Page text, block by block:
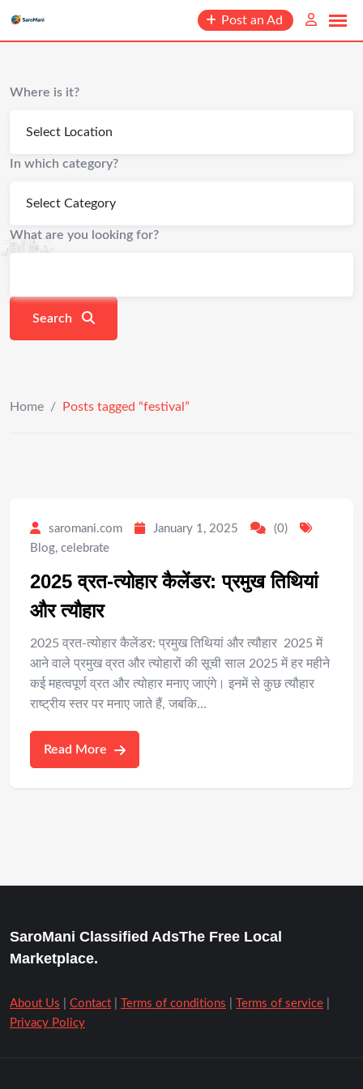
content
Post an Ad
Where is it?
In which category?
What are you looking for?
Search
Home / Posts tagged “festival”
saromani.com January 1, 2025
(0)
Blog, celebrate
2025 व्रत-त्योहार कैलेंडर: प्रमुख तिथियां
और त्यौहार
2025 व्रत-त्योहार कैलेंडर: प्रमुख तिथियां और त्यौहार 2025 में
आने वाले प्रमुख व्रत और त्योहारों की सूची साल 2025 में हर महीने
कई महत्वपूर्ण व्रत और त्योहार मनाए जाएंगे। इनमें से कुछ त्यौहार
राष्ट्रीय स्तर पर मनाए जाते हैं, जबकि…
Read More
SaroMani Classified AdsThe Free Local
Marketplace.
About Us Contact Terms of conditions Terms of service
Privacy Policy